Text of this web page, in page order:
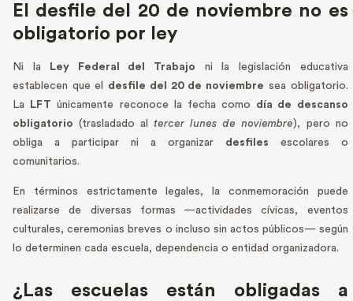
El desfile del 20 de noviembre no es
obligatorio por ley
Ni la Ley Federal del Trabajo ni la legislación educativa
establecen que el desfile del 20 de noviembre sea obligatorio.
La
LFT únicamente reconoce la fecha como día de descanso
obligatorio (trasladado altercer lunes de noviembre), pero no
obliga a participar ni a organizar desfiles escolares o
comunitarios.
En términos estrictamente legales, la conmemoración puede
realizarse de diversas formas —actividades cívicas, eventos
culturales, ceremonias breves o incluso sin actos públicos— según
lo determinen cada escuela, dependencia o entidad organizadora.
¿Las escuelas están obligadas a